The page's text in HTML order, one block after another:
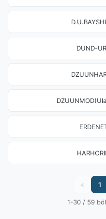
DUND-
« 1
1-30 / 59